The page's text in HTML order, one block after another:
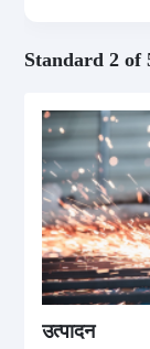
Standard 2 of
उत्पादन